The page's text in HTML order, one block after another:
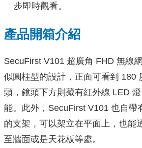
步即時觀看。
產品開箱介紹
SecuFirst V101 超廣角 FHD 無線
似圓柱型的設計，正面可看到 180
頭，鏡頭下方則藏有紅外線 LED
能。此外，SecuFirst V101 也自帶
的支架，可以架立在平面上，也能
至牆面或是天花板等處。